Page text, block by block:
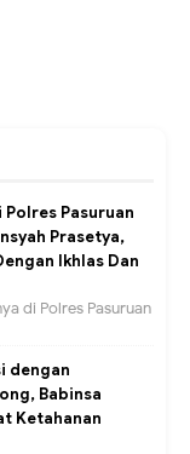
Pasuruan
Prasetya,
Ikhlas Dan
di Polres Pasuruan
dengan
Babinsa
Ketahanan